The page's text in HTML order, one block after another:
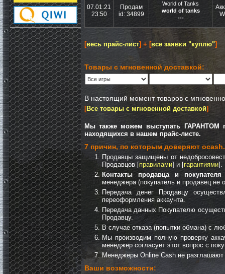
07.01.21
23:50
Продам
id: 34899
World of Tanks
world of tanks
---
[весь прайс-лист] + [все заявки "куплю"]
Товары с мгновенной доставкой:
В настоящий момент товаров с
[Все товары с мгновенной доставкой]
Мы также можем выступать ГАРАНТОМ
находящихся в нашем прайс-листе.
7 причин, по которым доверяют
Продавцы защищены от
Продавцов [правилами] и [гарантиями].
Контакты продавца и
менеджера (покупатель и продавец не
Передача денег Продавцу
переоформления аккаунта.
Передача данных Покупателю
Продавцу.
В случае отказа (попытки обмана) с
Мы производим полную проверку
менеджер согласует этот вопрос с
Менеджеры Online Cash не
Ваши возможности: